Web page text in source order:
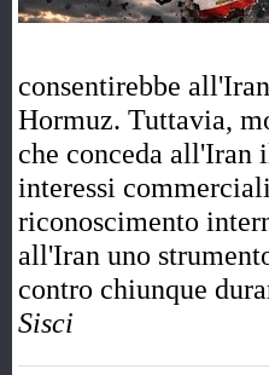
consentirebbe
Hormuz. Tuttavia,
che conceda all'Iran
interessi
riconoscimento
all'Iran uno
contro chiunque
Sisci